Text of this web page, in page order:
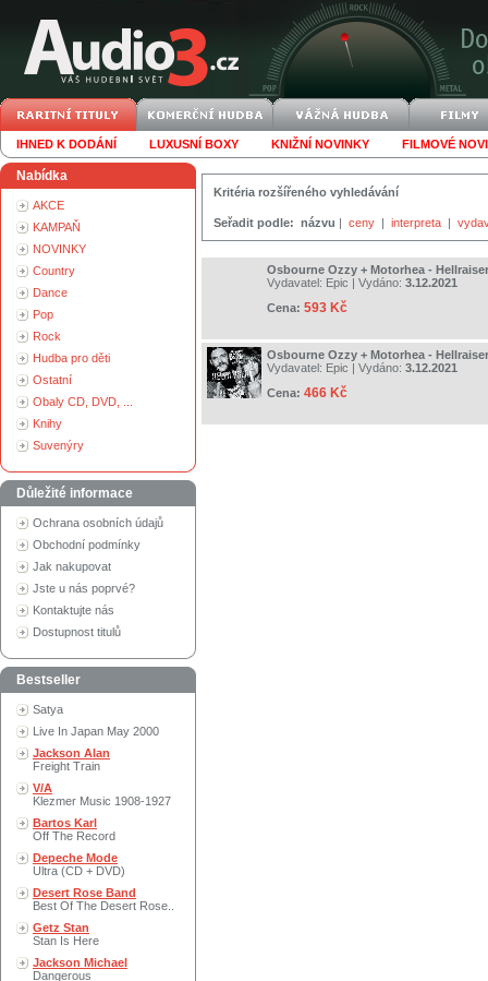
IHNED K DODÁNÍ LUXUSNÍ BOXY KNIŽNÍ NOVINKY FILMOVÉ
Nabídka
AKCE
KAMPAŇ
NOVINKY
Country
Dance
Pop
Rock
Hudba pro děti
Ostatní
Obaly CD, DVD, ...
Knihy
Suvenýry
Důležité informace
Ochrana osobních údajů
Obchodní podmínky
Jak nakupovat
Jste u nás poprvé?
Kontaktujte nás
Dostupnost titulů
Bestseller
Satya
Live In Japan May 2000
Jackson Alan
Freight Train
V/A
Klezmer Music 1908-1927
Bartos Karl
Off The Record
Depeche Mode
Ultra (CD + DVD)
Desert Rose Band
Best Of The Desert Rose..
Getz Stan
Stan Is Here
Jackson Michael
Dangerous
Kritéria rozšířeného vyhledávání
Seřadit podle: názvu | ceny | interpreta |
Osbourne Ozzy + Motorhea -
Vydavatel: Epic | Vydáno: 3.12.2021
Cena: 593 Kč
Osbourne Ozzy + Motorhea -
Vydavatel: Epic | Vydáno: 3.12.2021
Cena: 466 Kč